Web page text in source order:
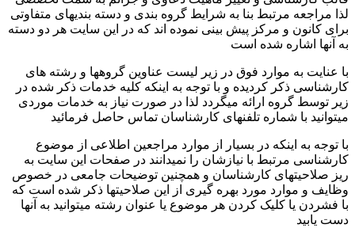
لذا مراجعه مرتبط بنا به شرایط گروه بندی و دسته بندیهای متفاوتی
برای کانون و مرکز پیش بینی نموده اند که در این سایت هر دو دسته
به آنها اشاره شده است
با عنایت به موارد فوق در زیر لیست عناوین گروهها و رشته های
کارشناسی ذکر کردیده و با توجه به اینکه کلیه خدمات ذکر شده در
زیر توسط گروه ارائه میگردد لذا در صورت نیاز به خدمات موردی
میتوانید با شماره تلفنهای کارشناسان تماس حاصل فرمائید
با توجه به اینکه در بسیار از موارد مراجعین اطلاعی از موضوع
کارشناسی مرتبط با نیازشان را نمیدانند در صفحات این سایت به
ریز صلاحیتهای کارشناسان و همچنین توضیحات جامعی در خصوص
وظایف و موارد مورد بهره گیری از این صلاحیتها ذکر شده است که
با فشردن یا کلیک کردن هر موضوع یا عنوان رشته میتوانید به آنها
دست یابید